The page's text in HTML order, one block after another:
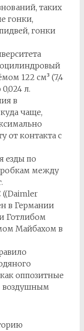
таких
гонки,
гонки
122 см³ (7,4
л.
в
чаще,
от контакта с
езды по
между
в Германии
Готлибом
Майбахом в
оппозитные
воздушным